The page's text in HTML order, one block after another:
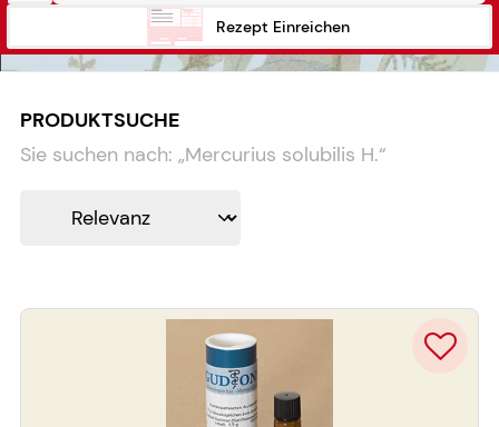
Rezept Einreichen
PRODUKTSUCHE
Sie suchen nach: „Mercurius solubilis H.“